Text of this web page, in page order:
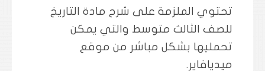
تحتوي الملزمة على شرح مادة التاريخ
للصف الثالث متوسط والتي يمكن
تحمليها بشكل مباشر من موقع
ميديافاير.